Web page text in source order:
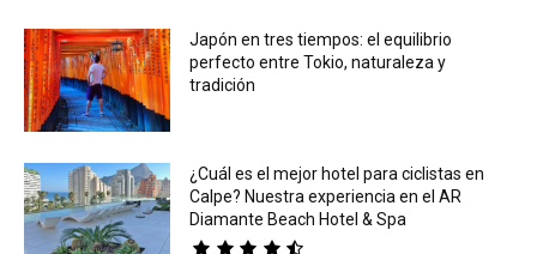
Japón en tres tiempos: el equilibrio
perfecto entre Tokio, naturaleza y
tradición
¿Cuál es el mejor hotel para ciclistas en
Calpe? Nuestra experiencia en el AR
Diamante Beach Hotel & Spa